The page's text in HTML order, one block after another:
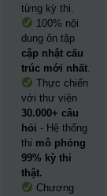
từng kỳ thi.
100% nội
dung ôn tập
cập nhật cấu
trúc mới nhất.
Thực chiến
với thư viện
30.000+ câu
hỏi - Hệ thống
thi mô phỏng
99% kỳ thi
thật.
Chương